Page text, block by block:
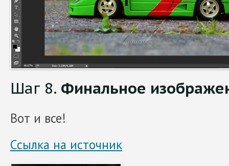
Шаг 8. Финальное
Вот и все!
Ссылка на источник